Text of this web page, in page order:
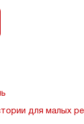
для малых